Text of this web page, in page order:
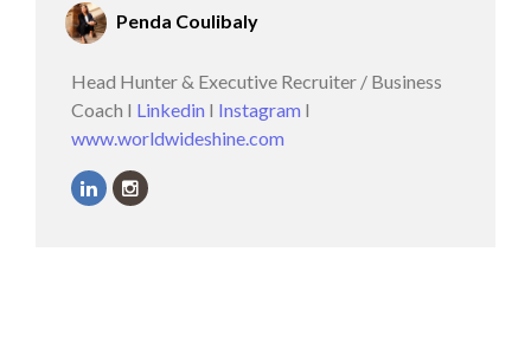
Penda Coulibaly
Head Hunter & Executive Recruiter / Business
Coach I Linkedin I Instagram I
www.worldwideshine.com